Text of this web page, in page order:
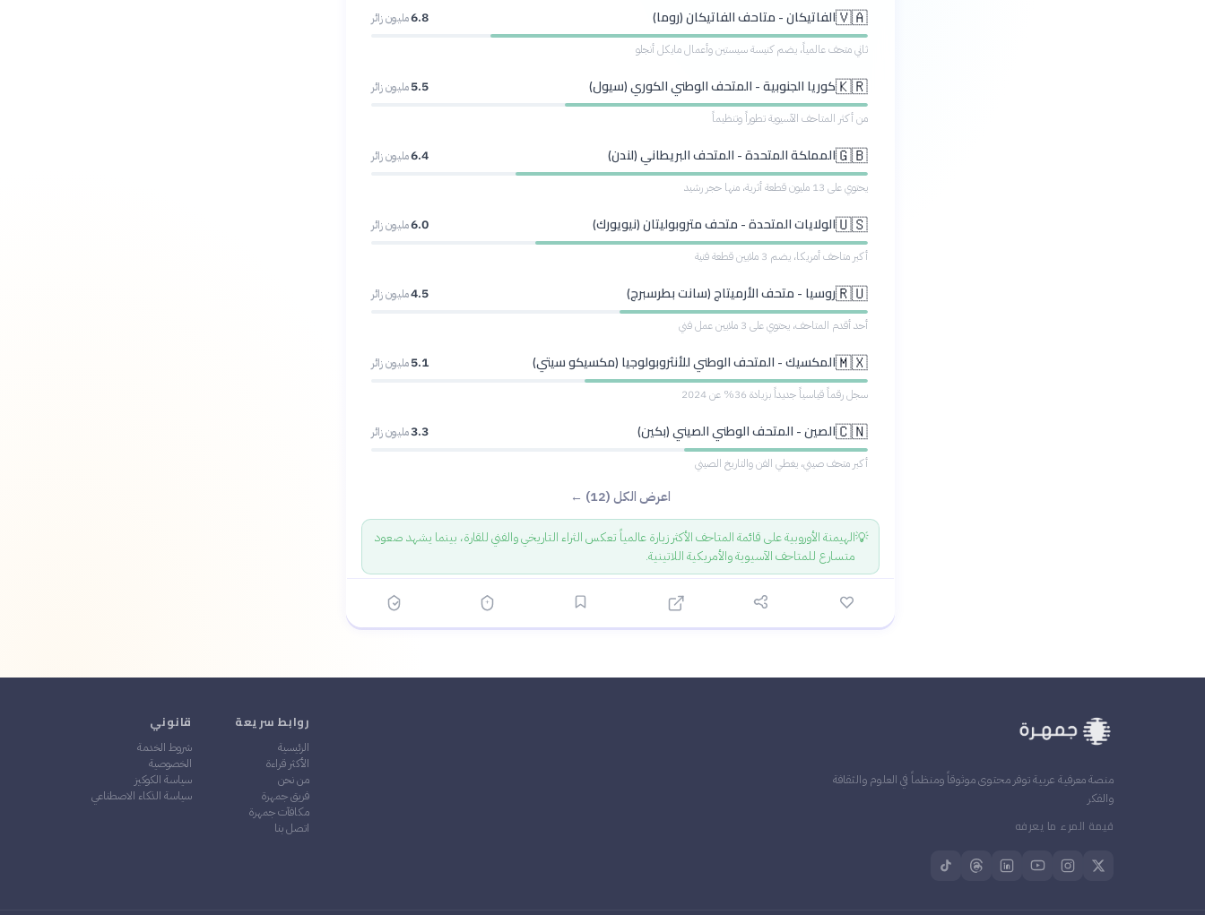
🇻🇦الفاتيكان - متاحف الفاتيكان (روما) 6.8مليون زائر
ثاني متحف عالمياً، يضم كنيسة سيستين وأعمال مايكل أنجلو
🇰🇷كوريا الجنوبية - المتحف الوطني الكوري (سيول) 5.5مليون زائر
من أكثر المتاحف الآسيوية تطوراً وتنظيماً
🇬🇧المملكة المتحدة - المتحف البريطاني (لندن) 6.4مليون زائر
يحتوي على 13 مليون قطعة أثرية، منها حجر رشيد
🇺🇸الولايات المتحدة - متحف متروبوليتان (نيويورك) 6.0مليون زائر
أكبر متاحف أمريكا، يضم 3 ملايين قطعة فنية
🇷🇺روسيا - متحف الأرميتاج (سانت بطرسبرج) 4.5مليون زائر
أحد أقدم المتاحف، يحتوي على 3 ملايين عمل فني
🇲🇽المكسيك - المتحف الوطني للأنثروبولوجيا (مكسيكو سيتي) 5.1مليون زائر
سجل رقماً قياسياً جديداً بزيادة 36% عن 2024
🇨🇳الصين - المتحف الوطني الصيني (بكين) 3.3مليون زائر
أكبر متحف صيني، يغطي الفن والتاريخ الصيني
اعرض الكل (12) ←
💡الهيمنة الأوروبية على قائمة المتاحف الأكثر زيارة عالمياً تعكس الثراء التاريخي والفني للقارة، بينما يشهد صعود
متسارع للمتاحف الآسيوية والأمريكية اللاتينية.
منصة معرفية عربية توفر محتوى موثوقاً ومنظماً في العلوم والثقافة
والفكر
قيمة المرء ما يعرفه
روابط سريعة
الرئيسية
الأكثر قراءة
من نحن
فريق جمهرة
مكافآت جمهرة
اتصل بنا
قانوني
شروط الخدمة
الخصوصية
سياسة الكوكيز
سياسة الذكاء الاصطناعي